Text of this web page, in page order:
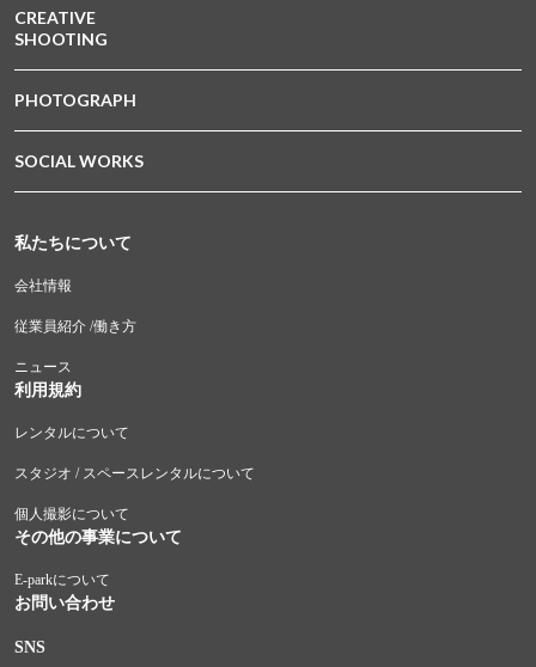
CREATIVE
SHOOTING
PHOTOGRAPH
SOCIAL WORKS
私たちについて
会社情報
従業員紹介 /働き方
ニュース
利用規約
レンタルについて
スタジオ / スペースレンタルについて
個人撮影について
その他の事業について
E-parkについて
お問い合わせ
SNS